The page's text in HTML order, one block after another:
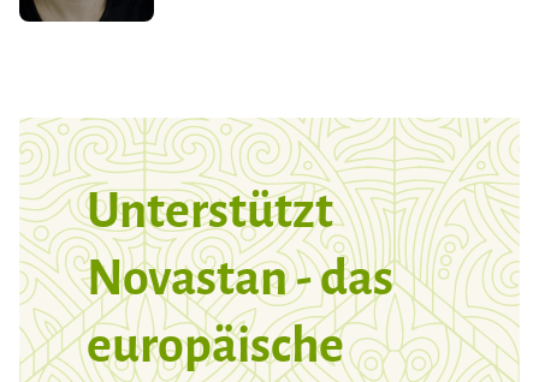
Unterstützt
Novastan - das
europäische